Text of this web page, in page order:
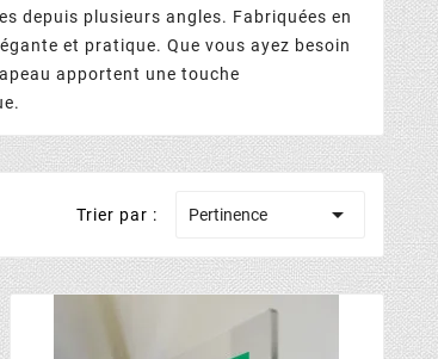
depuis plusieurs angles. Fabriquées en
et pratique. Que vous ayez besoin
apportent une touche
Trier par : Pertinence 